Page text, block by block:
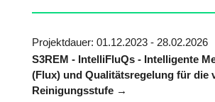
Projektdauer: 01.12.2023 - 28.02.2026
S3REM - IntelliFluQs - Intelligente
(Flux) und Qualitätsregelung für die
Reinigungsstufe